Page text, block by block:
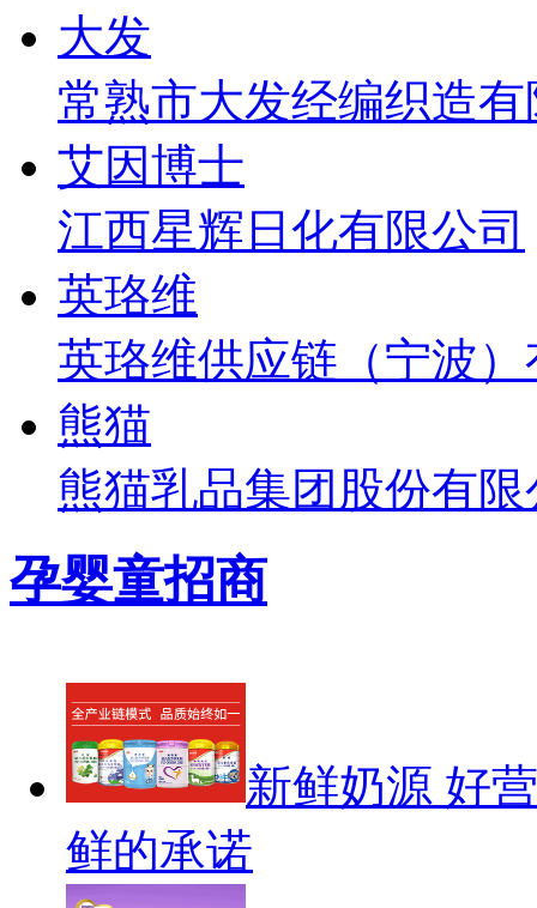
大发
常熟市大发经编织造
艾因博士
江西星辉日化有限公司
英珞维
英珞维供应链（宁波
熊猫
熊猫乳品集团股份有限
孕婴童招商
新鲜奶源 好
鲜的承诺